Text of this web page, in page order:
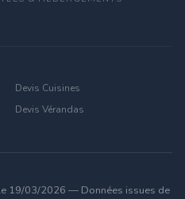
Devis Cuisines
Devis Vérandas
19/03/2026 — Données issues de